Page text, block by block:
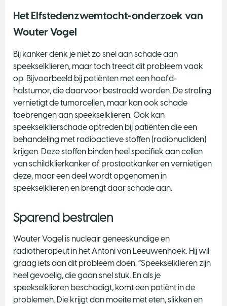
Het Elfstedenzwemtocht-onderzoek van
Wouter Vogel
Bij kanker denk je niet zo snel aan schade aan
speekselklieren, maar toch treedt dit probleem vaak
op. Bijvoorbeeld bij patiënten met een hoofd-
halstumor, die daarvoor bestraald worden. De straling
vernietigt de tumorcellen, maar kan ook schade
toebrengen aan speekselklieren. Ook kan
speekselklierschade optreden bij patiënten die een
behandeling met radioactieve stoffen (radionucliden)
krijgen. Deze stoffen binden heel specifiek aan cellen
van schildklierkanker of prostaatkanker en vernietigen
deze, maar een deel wordt opgenomen in
speekselklieren en brengt daar schade aan.
Sparend bestralen
Wouter Vogel is nucleair geneeskundige en
radiotherapeut in het Antoni van Leeuwenhoek. Hij wil
graag iets aan dit probleem doen. “Speekselklieren zijn
heel gevoelig, die gaan snel stuk. En als je
speekselklieren beschadigt, komt een patiënt in de
problemen. Die krijgt dan moeite met eten, slikken en